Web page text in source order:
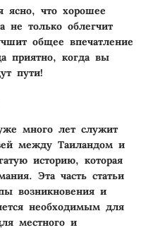
ясно, что хорошее
не только облегчит
общее впечатление
приятно, когда вы
пути!
много лет служит
между Таиландом и
историю, которая
Эта часть статьи
возникновения и
необходимым для
местного и